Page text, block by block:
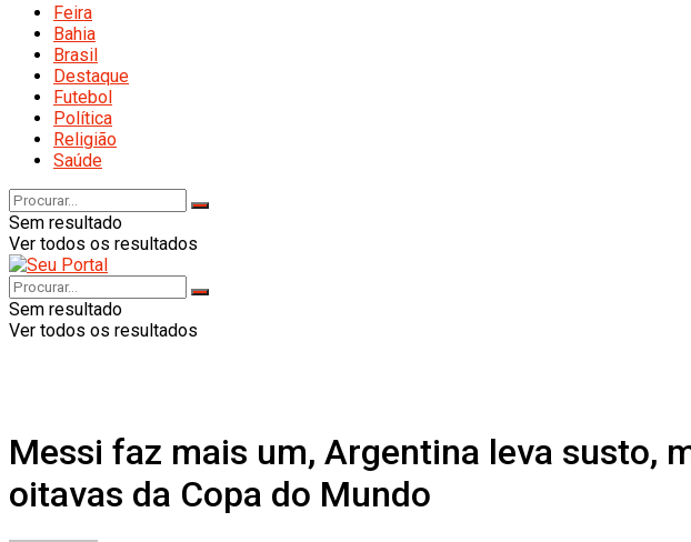
Feira
Bahia
Brasil
Destaque
Futebol
Política
Religião
Saúde
Sem resultado
Ver todos os resultados
Sem resultado
Ver todos os resultados
Messi faz mais um, Argentina leva susto,
oitavas da Copa do Mundo